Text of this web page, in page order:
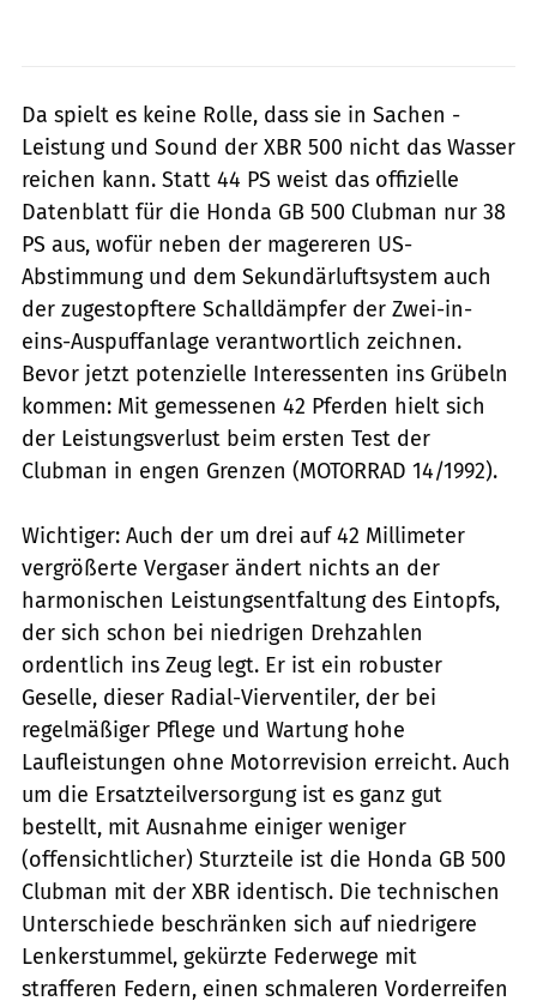
Da spielt es keine Rolle, dass sie in Sachen ­
Leistung und Sound der XBR 500 nicht das Wasser
reichen kann. Statt 44 PS weist das offizielle
Datenblatt für die Honda GB 500 Clubman nur 38
PS aus, wofür neben der magereren US-
Abstimmung und dem Sekundärluftsystem auch
der zugestopftere Schalldämpfer der Zwei-in-
eins-Auspuffanlage verantwortlich zeichnen.
Bevor jetzt potenzielle Interessenten ins Grübeln
kommen: Mit gemessenen 42 Pferden hielt sich
der Leistungsverlust beim ersten Test der
Clubman in engen Grenzen (MOTORRAD 14/1992).
Wichtiger: Auch der um drei auf 42 Millimeter
vergrößerte Vergaser ändert nichts an der
harmonischen Leistungsentfaltung des Eintopfs,
der sich schon bei niedrigen Drehzahlen
ordentlich ins Zeug legt. Er ist ein robuster
Geselle, dieser Radial-Vierventiler, der bei
regelmäßiger Pflege und Wartung hohe
Laufleistungen ohne Motorrevision erreicht. Auch
um die Ersatzteilversorgung ist es ganz gut
bestellt, mit Ausnahme einiger weniger
(offensichtlicher) Sturzteile ist die Honda GB 500
Clubman mit der XBR identisch. Die technischen
Unterschiede beschränken sich auf niedrigere
Lenkerstummel, gekürzte Federwege mit
strafferen Federn, einen schmaleren Vorderreifen